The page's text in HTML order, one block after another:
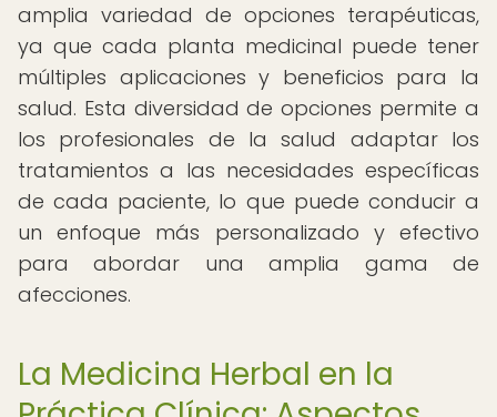
amplia variedad de opciones terapéuticas,
ya que cada planta medicinal puede tener
múltiples aplicaciones y beneficios para la
salud. Esta diversidad de opciones permite a
los profesionales de la salud adaptar los
tratamientos a las necesidades específicas
de cada paciente, lo que puede conducir a
un enfoque más personalizado y efectivo
para abordar una amplia gama de
afecciones.
La Medicina Herbal en la